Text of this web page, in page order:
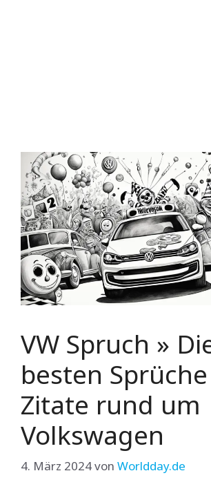
VW Spruch »
besten
Zitate rund um
Volkswagen
4. März 2024von Worldday.de